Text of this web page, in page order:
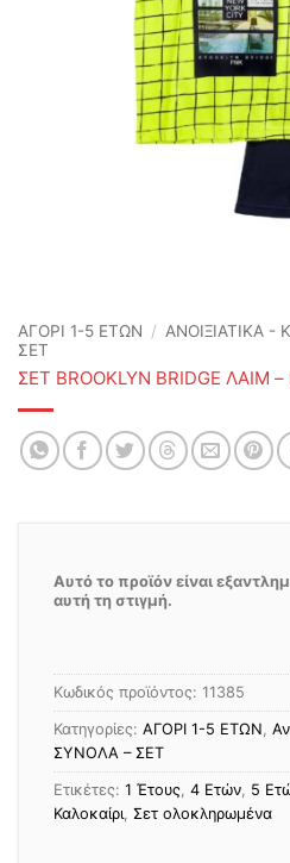
ΑΓΟΡΙ 1-5 ΕΤΩΝ / ΑΝΟΙΞΙΆΤΙΚΑ -
ΣΕΤ
ΣΕΤ BROOKLYN BRIDGE ΛΑΙΜ
Αυτό το προϊόν είναι
αυτή τη στιγμή.
Κωδικός προϊόντος: 11385
Κατηγορίες: ΑΓΟΡΙ 1-5 ΕΤΩΝ,
ΣΥΝΟΛΑ – ΣΕΤ
Ετικέτες: 1 Έτους, 4 Ετών, 5
Καλοκαίρι, Σετ ολοκληρωμένα